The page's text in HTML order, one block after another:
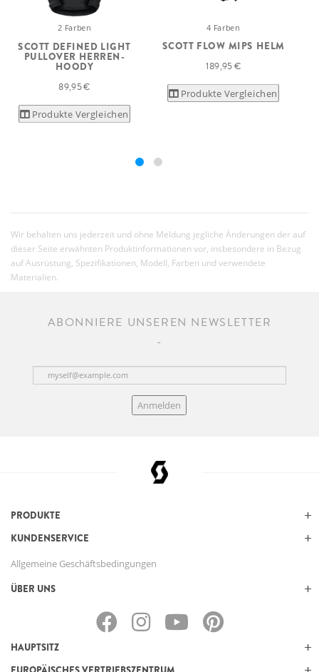
2 Farben
SCOTT DEFINED LIGHT
PULLOVER HERREN-
HOODY
89,95 €
Produkte Vergleichen
4 Farben
SCOTT FLOW MIPS HELM
189,95 €
Produkte Vergleichen
Wir behalten uns jederzeit und ohne Meldung jegliche Änderungen der auf
dieser Seite erwähnten Produktinformationen vor, insbesondere in Bezug
auf Ausrüstung, Spezifikationen, Modell, Farben und verwendete
Materialien.
ABONNIERE UNSEREN NEWSLETTER
Anmelden
PRODUKTE
KUNDENSERVICE
Allgemeine Geschäftsbedingungen
ÜBER UNS
HAUPTSITZ